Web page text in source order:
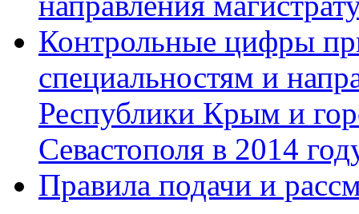
Контрольные цифры
специальностям и
Республики Крым и
Севастополя в 2014
Правила подачи и